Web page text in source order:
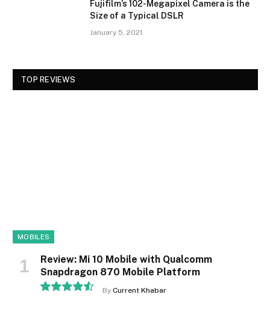
Fujifilm’s 102-Megapixel Camera is the
Size of a Typical DSLR
January 5, 2021
TOP REVIEWS
MOBILES
Review: Mi 10 Mobile with Qualcomm
Snapdragon 870 Mobile Platform
By Current Khabar